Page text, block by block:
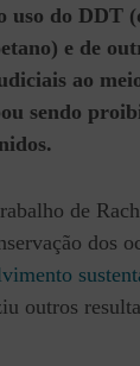
uso do DDT
e de
ao
sendo
de
dos
outros